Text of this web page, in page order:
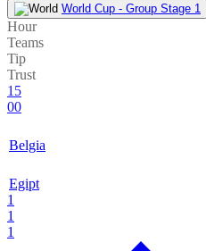
World Cup - Group Stage 1
Hour
Teams
Tip
Trust
15
00
Belgia
Egipt
1
1
1